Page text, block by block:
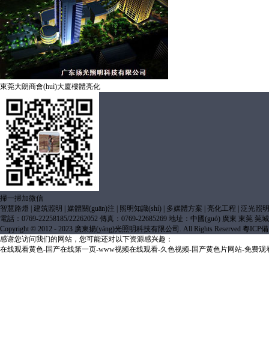
東莞大朗商會(huì)大廈樓體亮化
掃一掃加微信
智慧路燈
建筑照明 媒體關(guān)注 照明知識(shí) 多媒體方案 亮化工程
泛光照明
電話：0769-22258185/22262052 傳真：0769-22685269 地址：中國(guó) 廣東 東莞 莞
Copyright © 2012 - 2023 廣東揚(yáng)光照明科技有限公司. All Rights Reserved 粵ICP備
感谢您访问我们的网站，您可能还对以下资源感兴趣：
在线观看黄色-国产在线第一页-www视频在线观看-久色视频-国产黄色片网站-免费